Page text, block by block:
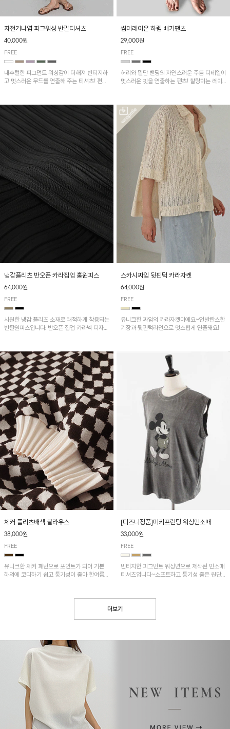
자전거나염 피그워싱 반팔티셔츠
40,000원
FREE
내추럴한 피그먼트 워싱감이 더해져 빈티지하
고 멋스러운 무드를 연출해 주는 티셔츠! 편안
썸머레이온 하렘 배기팬츠
29,000원
FREE
허리와 밑단 밴딩의 자연스러운 주름 디테일이
멋스러운 핏을 연출하는 팬츠! 찰랑이는 레이
기기 좋은 아이템입니다~
냉감플리츠 반오픈 카라집업 훌원피스
64,000원
FREE
시원한 냉감 플리츠 소재로 쾌적하게 착용되는
반팔원피스입니다. 반오픈 집업 카라넥 디자인
줘요~
스카시짜임 뒷핀턱 카라자켓
64,000원
FREE
유니크한 짜임의 카라자켓이에요~언발란스한
기장과 뒷핀턱라인으로 멋스럽게 연출돼요!
체커 플리츠배색 블라우스
38,000원
FREE
유니크한 체커 패턴으로 포인트가 되어 기본
하의에 코디하기 쉽고 통기성이 좋아 한여름에
[디즈니정품]미키프린팅 워싱민소매
33,000원
FREE
빈티지한 피그먼트 워싱면으로 제작된 민소매
티셔츠입니다~소프트하고 통기성 좋은 원단
더보기